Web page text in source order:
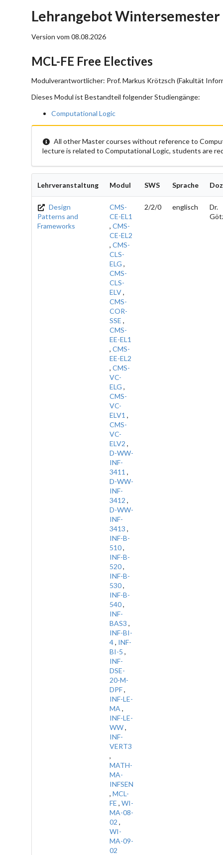
Lehrangebot Wintersemester
Version vom 08.08.2026
MCL-FE Free Electives
Modulverantwortlicher: Prof. Markus Krötzsch (Fakultät
Dieses Modul ist Bestandteil folgender Studiengänge:
Computational Logic
All other Master courses without reference to
lecture is related to Computational Logic, students are
Lehrveranstaltung Modul SWS Sprache
Design
Patterns and
Frameworks
CMS-
CE-EL1
, CMS-
CE-EL2
, CMS-
CLS-
ELG ,
CMS-
CLS-
ELV,
CMS-
COR-
SSE ,
CMS-
EE-EL1
, CMS-
EE-EL2
, CMS-
VC-
ELG ,
CMS-
VC-
ELV1 ,
CMS-
VC-
ELV2 ,
D-WW-
INF-
3411 ,
D-WW-
INF-
3412 ,
D-WW-
INF-
3413 ,
INF-B-
510,
INF-B-
520,
INF-B-
530,
INF-B-
540,
INF-
BAS3 ,
INF-BI-
4, INF-
BI-5 ,
INF-
DSE-
20-M-
DPF,
INF-LE-
MA ,
INF-LE-
WW,
INF-
VERT3
,
MATH-
MA-
INFSEN
, MCL-
FE , WI-
MA-08-
02 ,
WI-
MA-09-
02
2/2/0 englisch
Dr.